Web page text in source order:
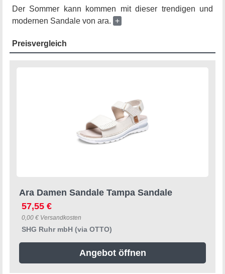
Der Sommer kann kommen mit dieser trendigen und
modernen Sandale von ara. +
Preisvergleich
Ara Damen Sandale Tampa Sandale
57,55 €
0,00 € Versandkosten
SHG Ruhr mbH (via OTTO)
Angebot öffnen